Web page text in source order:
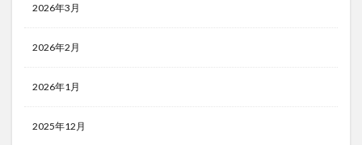
2026年3月
2026年2月
2026年1月
2025年12月